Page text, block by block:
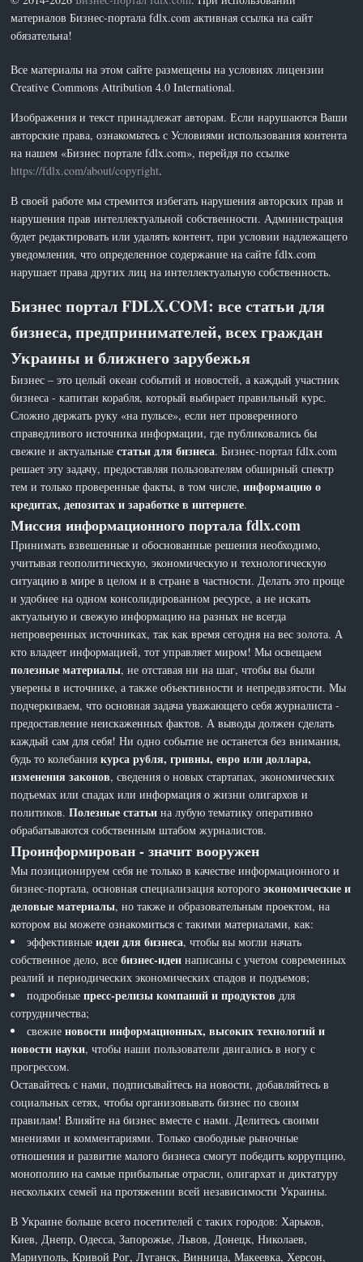
материалов Бизнес-портала fdlx.com активная ссылка на сайт
обязательна!
Все материалы на этом сайте размещены на условиях лицензии
Creative Commons Attribution 4.0 International.
Изображения и текст принадлежат авторам. Если нарушаются Ваши
авторские права, ознакомьтесь с Условиями использования контента
на нашем «Бизнес портале fdlx.com», перейдя по ссылке
https://fdlx.com/about/copyright.
В своей работе мы стремится избегать нарушения авторских прав и
нарушения прав интеллектуальной собственности. Администрация
будет редактировать или удалять контент, при условии надлежащего
уведомления, что определенное содержание на сайте fdlx.com
нарушает права других лиц на интеллектуальную собственность.
Бизнес портал FDLX.COM: все статьи для
бизнеса, предпринимателей, всех граждан
Украины и ближнего зарубежья
Бизнес – это целый океан событий и новостей, а каждый участник
бизнеса - капитан корабля, который выбирает правильный курс.
Сложно держать руку «на пульсе», если нет проверенного
справедливого источника информации, где публиковались бы
свежие и актуальныестатьи для бизнеса. Бизнес-портал fdlx.com
решает эту задачу, предоставляя пользователям обширный спектр
тем и только проверенные факты, в том числе,информацию о
кредитах, депозитах и заработке в интернете.
Миссия информационного портала fdlx.com
Принимать взвешенные и обоснованные решения необходимо,
учитывая геополитическую, экономическую и технологическую
ситуацию в мире в целом и в стране в частности. Делать это проще
и удобнее на одном консолидированном ресурсе, а не искать
актуальную и свежую информацию на разных не всегда
непроверенных источниках, так как время сегодня на вес золота. А
кто владеет информацией, тот управляет миром! Мы освещаем
полезные материалы, не отставая ни на шаг, чтобы вы были
уверены в источнике, а также объективности и непредвзятости. Мы
подчеркиваем, что основная задача уважающего себя журналиста -
предоставление неискаженных фактов. А выводы должен сделать
каждый сам для себя! Ни одно событие не останется без внимания,
будь то колебаниякурса рубля, гривны, евро или доллара,
изменения законов, сведения о новых стартапах, экономических
подъемах или спадах или информация о жизни олигархов и
политиков.Полезные статьи на лубую тематику оперативно
обрабатываются собственным штабом журналистов.
Проинформирован - значит вооружен
Мы позиционируем себя не только в качестве информационного и
бизнес-портала, основная специализация которогоэкономические и
деловые материалы, но также и образовательным проектом, на
котором вы можете ознакомиться с такими материалами, как:
эффективныеидеи для бизнеса, чтобы вы могли начать
собственное дело, всебизнес-идеи написаны с учетом современных
реалий и периодических экономических спадов и подъемов;
подробныепресс-релизы компаний и продуктов для
сотрудничества;
свежиеновости информационных, высоких технологий и
новости науки, чтобы наши пользователи двигались в ногу с
прогрессом.
Оставайтесь с нами, подписывайтесь на новости, добавляйтесь в
социальных сетях, чтобы организовывать бизнес по своим
правилам! Влияйте на бизнес вместе с нами. Делитесь своими
мнениями и комментариями. Только свободные рыночные
отношения и развитие малого бизнеса смогут победить коррупцию,
монополию на самые прибыльные отрасли, олигархат и диктатуру
нескольких семей на протяжении всей независимости Украины.
В Украине больше всего посетителей с таких городов: Харьков,
Киев, Днепр, Одесса, Запорожье, Львов, Донецк, Николаев,
Мариуполь, Кривой Рог, Луганск, Винница, Макеевка, Херсон,